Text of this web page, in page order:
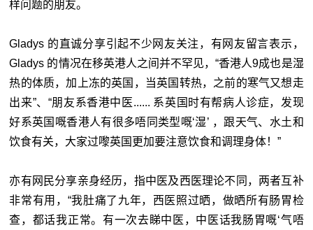
样问题的朋友。
Gladys 的直诚分享引起不少网友关注，有网友留言表示，
Gladys 的情况在移英港人之间并不罕见，“香港人9成也是湿
热的体质，加上冻的英国，当英国转热，之前的寒气又想走
出来”、“朋友系香港中医...... 系英国时有帮病人诊症，发现
好系英国嘅香港人有很多唔同类型嘅‘湿’ ，跟天气、水土和
饮食有关，大家过嚟英国更加要注意饮食和调理身体！”
亦有网民分享亲身经历，指中医及西医理论不同，两者互补
非常有用，“我肚痛了九年，西医照过晒，做晒所有肠胃检
查，都话我正常。有一次去睇中医，中医话我肠胃嘅‘气唔